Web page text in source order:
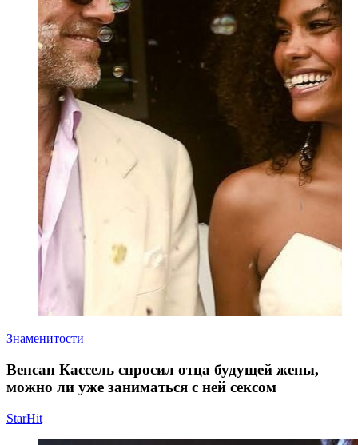
Знаменитости
Венсан Кассель спросил отца будущей жены,
можно ли уже заниматься с ней сексом
StarHit